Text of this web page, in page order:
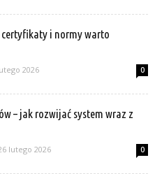
certyfikaty i normy warto
2026 0
– jak rozwijać system wraz z
lutego 2026 0